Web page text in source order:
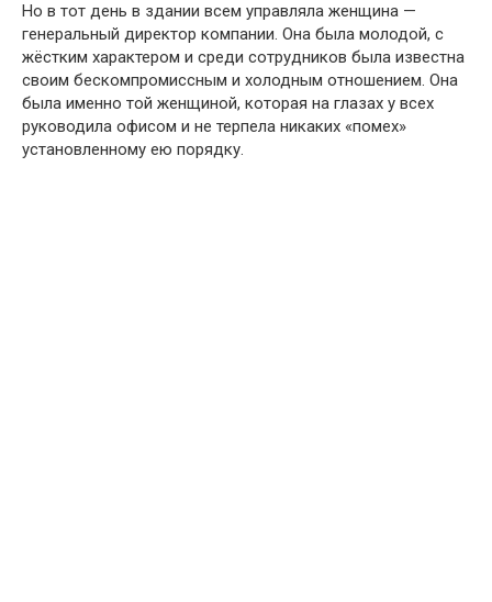
Но в тот день в здании всем управляла женщина —
генеральный директор компании. Она была молодой, с
жёстким характером и среди сотрудников была известна
своим бескомпромиссным и холодным отношением. Она
была именно той женщиной, которая на глазах у всех
руководила офисом и не терпела никаких «помех»
установленному ею порядку.